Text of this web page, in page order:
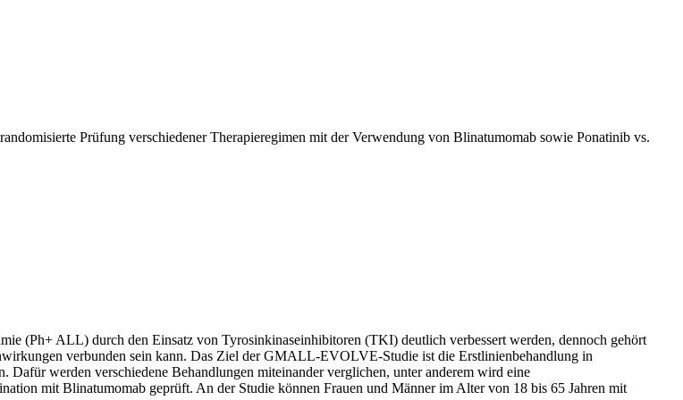
Prüfung verschiedener Therapieregimen mit der Verwendung von Blinatumomab sowie Ponatinib vs.
(Ph+ ALL) durch den Einsatz von Tyrosinkinaseinhibitoren (TKI) deutlich verbessert werden, dennoch gehört
verbunden sein kann. Das Ziel der GMALL-EVOLVE-Studie ist die Erstlinienbehandlung in
Dafür werden verschiedene Behandlungen miteinander verglichen, unter anderem wird eine
mit Blinatumomab geprüft. An der Studie können Frauen und Männer im Alter von 18 bis 65 Jahren mit